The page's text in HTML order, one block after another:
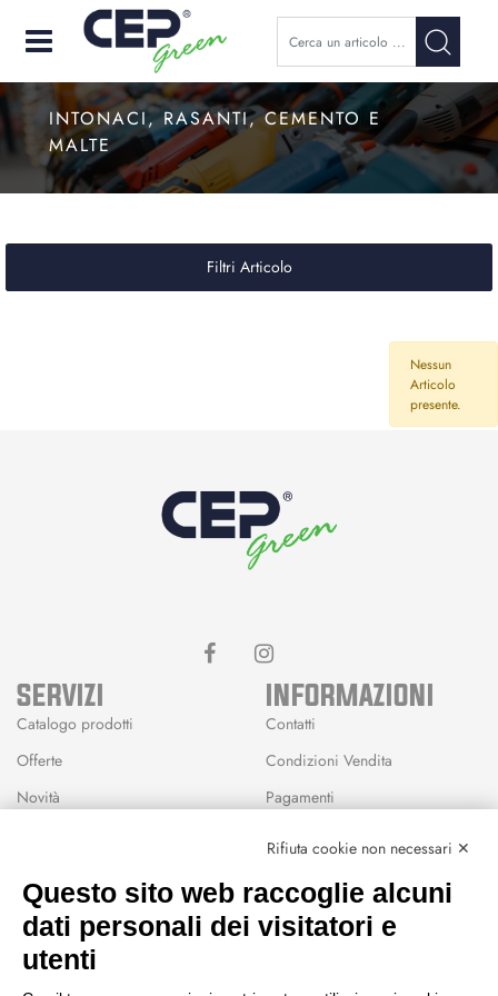
Open
INTONACI, RASANTI, CEMENTO E
MALTE
Filtri Articolo
Nessun
Articolo
presente.
SERVIZI
Catalogo prodotti
Offerte
Novità
Wishlist
INFORMAZIONI
Contatti
Condizioni Vendita
Pagamenti
CEP GREEN
Rifiuta cookie non necessari ✕
Questo sito web raccoglie alcuni
dati personali dei visitatori e
utenti